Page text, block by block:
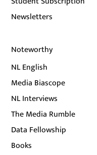
Newsletters
Noteworthy
NL English
Media Biascope
NL Interviews
The Media Rumble
Data Fellowship
Books